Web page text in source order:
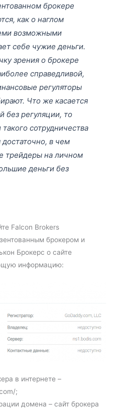
брокере
как о наглом
возможными
себе чужие деньги.
зрения о брокере
справедливой,
регуляторы
Что же касается
без регуляции, то
сотрудничества
в чем
трейдеры на личном
деньги без
Falcon Brokers
брокером и
Брокерс о сайте
информацию:
в интернете –
;
домена – сайт брокера